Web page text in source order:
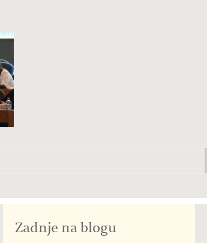
Zadnje na blogu